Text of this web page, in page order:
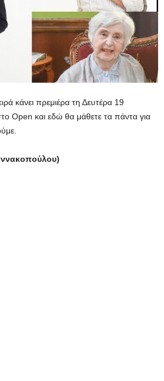
κάνει πρεμιέρα τη Δευτέρα 19
Open και εδώ θα μάθετε τα πάντα για